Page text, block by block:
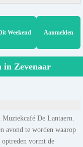
Weekend Aanmelden
in Zevenaar
De Lantaern.
avond te worden waarop
optreden vormt de